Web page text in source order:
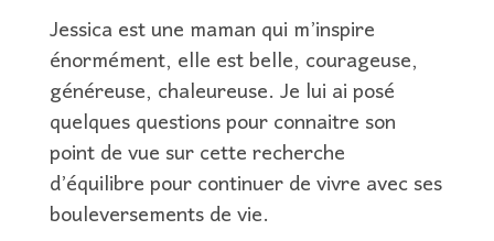
Jessica est une maman qui m’inspire
énormément, elle est belle, courageuse,
généreuse, chaleureuse. Je lui ai posé
quelques questions pour connaitre son
point de vue sur cette recherche
d’équilibre pour continuer de vivre avec ses
bouleversements de vie.